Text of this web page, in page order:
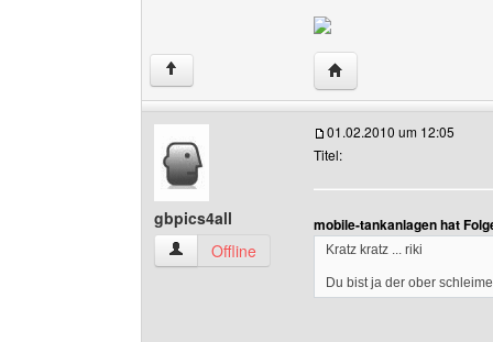
↑ Website dieses
gbpics4all
gbpics4all Benutzer-Profile anzeigen
Offline
01.02.2010 um 12:05
Titel:
mobile-tankanlagen hat
Kratz kratz ... riki
Du bist ja der ober